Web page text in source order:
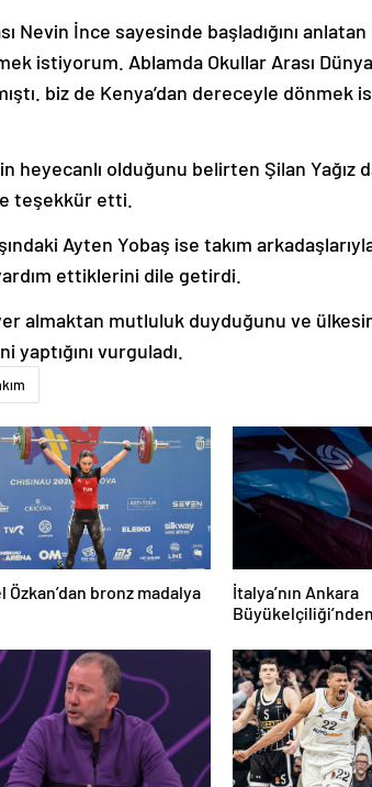
Nevin İnce sayesinde başladığını
istiyorum. Ablamda Okullar Arası Dünya
biz de Kenya’dan dereceyle dönmek
heyecanlı olduğunu belirten Şilan Yağız
teşekkür etti.
Ayten Yobaş ise takım
ettiklerini dile getirdi.
almaktan mutluluk duyduğunu ve
vurguladı.
Özkan’dan bronz madalya
İtalya’nın Ankara